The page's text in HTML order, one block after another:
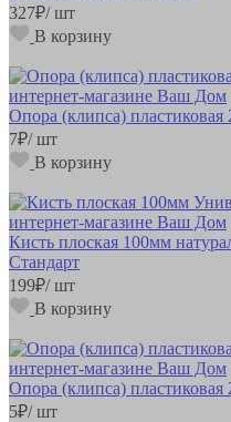
327₽/ шт
В корзину
Опора (клипса)
7₽/ шт
В корзину
Кисть плоская 100мм
Стандарт
199₽/ шт
В корзину
Опора (клипса)
5₽/ шт